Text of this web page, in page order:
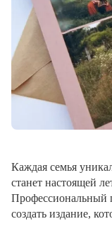
Каждая семья
станет настоящей
Профессиональный
создать издание,